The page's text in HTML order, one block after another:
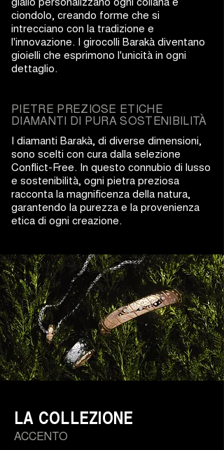
ciondolo, creando forme che si
intrecciano con la tradizione e
l'innovazione. I girocolli Barakà diventano
gioielli che esprimono l'unicità in ogni
dettaglio.
PIETRE PREZIOSE ETICHE
DIAMANTI DI PURA SOSTENIBILITÀ
I diamanti Barakà, di diverse dimensioni,
sono scelti con cura dalla selezione
Conflict-Free. In questo connubio di lusso
e sostenibilità, ogni pietra preziosa
racconta la magnificenza della natura,
garantendo la purezza e la provenienza
etica di ogni creazione.
LA COLLEZIONE
ACCENTO